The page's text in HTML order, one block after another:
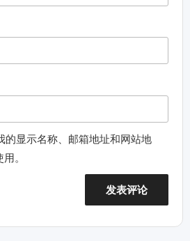
的显示名称、邮箱地址和网站地
。